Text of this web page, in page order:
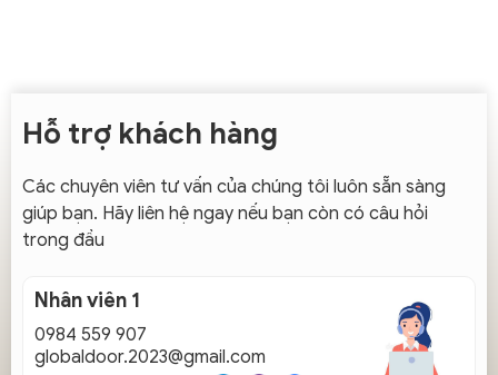
Hỗ trợ khách hàng
Các chuyên viên tư vấn của chúng tôi luôn sẵn sàng
giúp bạn. Hãy liên hệ ngay nếu bạn còn có câu hỏi
trong đầu
Nhân viên 1
0984 559 907
globaldoor.2023@gmail.com